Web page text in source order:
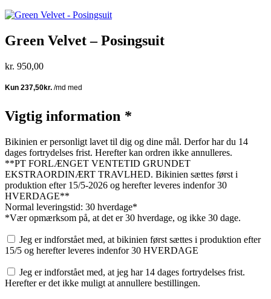
Green Velvet – Posingsuit
kr. 950,00
Vigtig information *
Bikinien er personligt lavet til dig og dine mål. Derfor har du 14
dages fortrydelses frist. Herefter kan ordren ikke annulleres.
**PT FORLÆNGET VENTETID GRUNDET
EKSTRAORDINÆRT TRAVLHED. Bikinien sættes først i
produktion efter 15/5-2026 og herefter leveres indenfor 30
HVERDAGE**
Normal leveringstid: 30 hverdage*
*Vær opmærksom på, at det er 30 hverdage, og ikke 30 dage.
Jeg er indforstået med, at bikinien først sættes i produktion efter
15/5 og herefter leveres indenfor 30 HVERDAGE
Jeg er indforstået med, at jeg har 14 dages fortrydelses frist.
Herefter er det ikke muligt at annullere bestillingen.